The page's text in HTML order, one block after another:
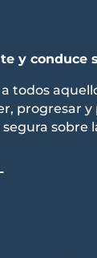
y conduce
todos
progresar y
sobre